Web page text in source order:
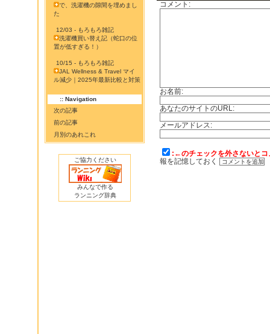
で、洗濯機の隙間を埋めまし
た
12/03 - もろもろ雑記
洗濯機買い替え記（蛇口の位
置が低すぎる！）
10/15 - もろもろ雑記
JAL Wellness & Travel マイ
ル減少｜2025年最新比較と対策
:: Navigation
次の記事
前の記事
月別のあれこれ
ご協力ください
みんなで作る
ランニング辞典
コメント:
お名前:
あなたのサイトのURL:
メールアドレス:
:←のチェックを外さないと
報を記憶しておく